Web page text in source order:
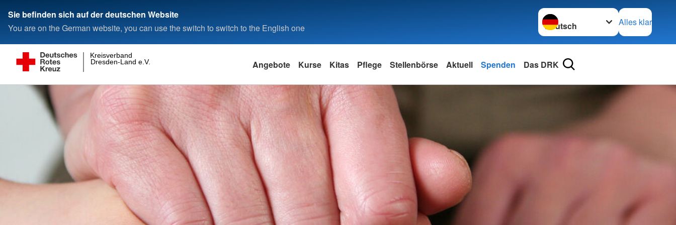
Sie befinden sich auf der deutschen Website
You are on the German website, you can use the switch to switch to the English one
Sprache wechseln zu
Alles klar
Dresden-Land e.V.
Kreisverband
Angebote Kurse Kitas Pflege Stellenbörse Aktuell Spenden Das DRK